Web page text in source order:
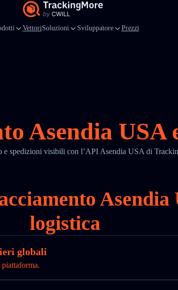
VettoriSoluzioni Sviluppatore Prezzi
Asendia USA
e spedizioni visibili con l’API Asendia USA di
Asendia
logistica
globali